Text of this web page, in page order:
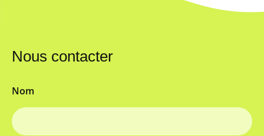
Nous contacter
Nom